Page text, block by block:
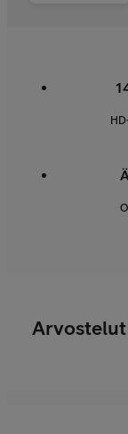
Arvostelut